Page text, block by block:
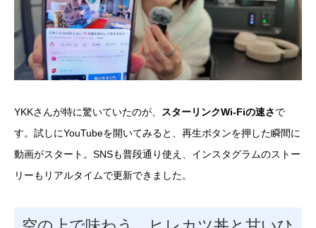
YKKさんが特に驚いていたのが、 スターリンクWi-Fiの速さで
す。試しにYouTubeを開いてみると、再生ボタンを押した瞬間に
動画がスタート。SNSも普段通り使え、インスタグラムのストー
リーもリアルタイムで更新できました。